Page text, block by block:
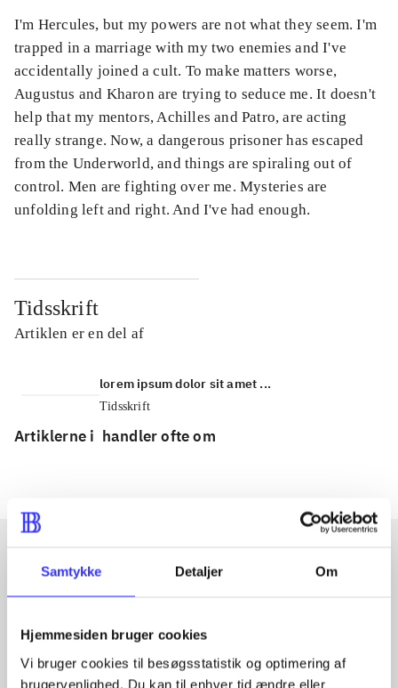
Samtykke Detaljer Om
Hjemmesiden bruger cookies
Vi bruger cookies til besøgsstatistik og optimering af
brugervenlighed. Du kan til enhver tid ændre eller
I'm Hercules, but my powers are not what they seem. I'm
trapped in a marriage with my two enemies and I've
accidentally joined a cult. To make matters worse,
Augustus and Kharon are trying to seduce me. It doesn't
help that my mentors, Achilles and Patro, are acting
really strange. Now, a dangerous prisoner has escaped
from the Underworld, and things are spiraling out of
control. Men are fighting over me. Mysteries are
unfolding left and right. And I've had enough.
Tidsskrift
Artiklen er en del af
lorem ipsum dolor sit amet ...
Tidsskrift
Artiklerne i handler ofte om
Artikler med samme emner